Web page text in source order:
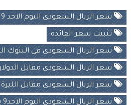
سعر الريال السعودي اليوم الاحد 9 يونيو 2024
تثبيت سعر الفائدة
سعر الريال السعودي فى البنوك
سعر الريال السعودي مقابل
سعر الريال السعودي مقابل